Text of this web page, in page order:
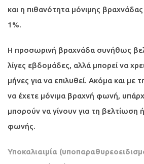
και η πιθανότητα μόνιμης βραχνάδας
1%.
Η προσωρινή βραχνάδα συνήθως
λίγες εβδομάδες, αλλά μπορεί να
μήνες για να επιλυθεί. Ακόμα και με
να έχετε μόνιμα βραχνή φωνή,
μπορούν να γίνουν για τη βελτίωση
φωνής.
Υποκαλιαιμία